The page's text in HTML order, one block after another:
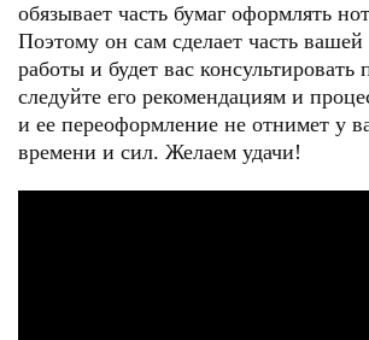
обязывает часть бумаг оформлять
Поэтому он сам сделает часть
работы и будет вас консультировать
следуйте его рекомендациям и
и ее переоформление не отнимет у
времени и сил. Желаем удачи!